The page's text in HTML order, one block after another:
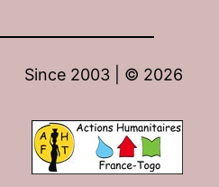
Since 2003 | © 2026